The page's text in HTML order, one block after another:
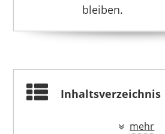
bleiben.
Inhaltsverzeichnis
mehr